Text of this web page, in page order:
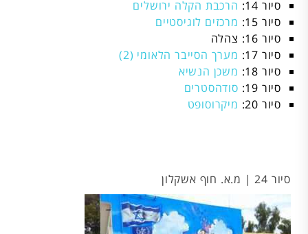
סיור 14:
הרכבת הקלה ירושלים
סיור 15:
מרכזים לוגיסטיים
סיור 16: צהלה
סיור 17:
מערך הסייבר הלאומי (2)
סיור 18:
משכן הנשיא
סיור 19:
סודהסטרים
סיור 20:
מיקרוסופט
סיור 24 | מ.א. חוף אשקלון